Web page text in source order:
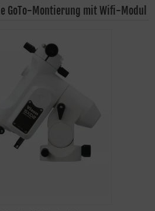
GoTo-Montierung mit Wifi-Modul